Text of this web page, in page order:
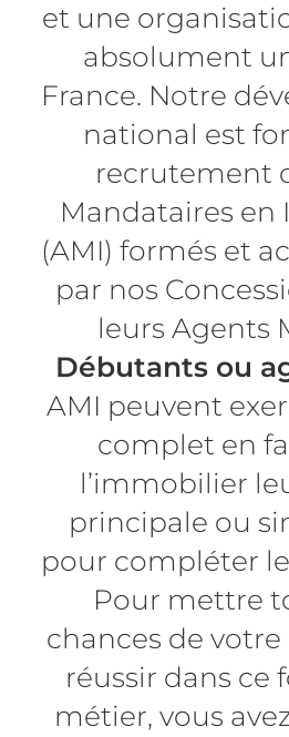
et une
absolument
France. Notre
national est
recrutement
Mandataires
(AMI) formés et
par nos
leurs Agents
Débutants ou
AMI peuvent
complet en
l’immobilier
principale ou
pour compléter
Pour mettre
chances de
réussir dans ce
métier, vous